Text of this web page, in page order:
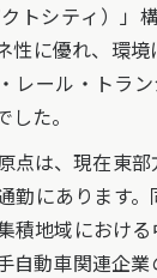
トシティ）」
性に優れ、環
レール・トラ
た。
点は、現在東
勤にあります
積地域におけ
自動車関連企